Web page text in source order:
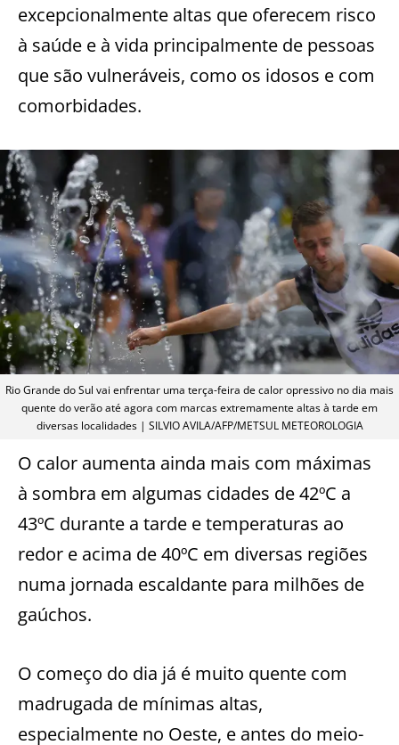
excepcionalmente altas que oferecem risco
à saúde e à vida principalmente de pessoas
que são vulneráveis, como os idosos e com
comorbidades.
Rio Grande do Sul vai enfrentar uma terça-feira de calor opressivo no dia mais
quente do verão até agora com marcas extremamente altas à tarde em
diversas localidades | SILVIO AVILA/AFP/METSUL METEOROLOGIA
O calor aumenta ainda mais com máximas
à sombra em algumas cidades de 42ºC a
43ºC durante a tarde e temperaturas ao
redor e acima de 40ºC em diversas regiões
numa jornada escaldante para milhões de
gaúchos.
O começo do dia já é muito quente com
madrugada de mínimas altas,
especialmente no Oeste, e antes do meio-